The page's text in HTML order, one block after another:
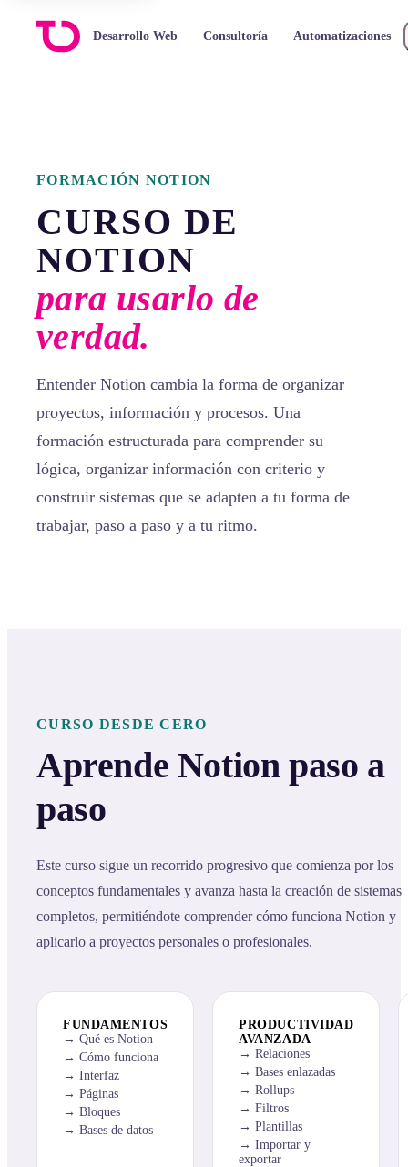
Desarrollo Web Consultoría Automatizaciones
FORMACIÓN NOTION
CURSO DE
NOTION
para usarlo de
verdad.
Entender Notion cambia la forma de organizar
proyectos, información y procesos. Una
formación estructurada para comprender su
lógica, organizar información con criterio y
construir sistemas que se adapten a tu forma de
trabajar, paso a paso y a tu ritmo.
CURSO DESDE CERO
Aprende Notion paso a
paso
Este curso sigue un recorrido progresivo que comienza por los
conceptos fundamentales y avanza hasta la creación de sistemas
completos, permitiéndote comprender cómo funciona Notion y
aplicarlo a proyectos personales o profesionales.
FUNDAMENTOS
Qué es Notion
Cómo funciona
Interfaz
Páginas
Bloques
Bases de datos
PRODUCTIVIDAD
AVANZADA
Relaciones
Bases enlazadas
Rollups
Filtros
Plantillas
Importar y
exportar